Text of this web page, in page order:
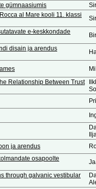
gümnaasiumis
al Mare kooli 11. klassi
e-keskkondade
disain ja arendus
Relationship Between Trust
ja arendus
osapoolte
through galvanic vestibular